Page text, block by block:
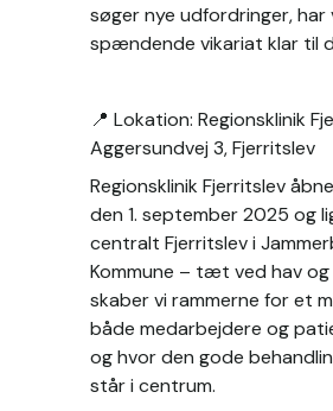
søger nye udfordringer, har
spændende vikariat klar til
📍 Lokation: Regionsklinik
Aggersundvej 3, Fjerritslev
Regionsklinik Fjerritslev
den 1. september 2025 og
centralt Fjerritslev i
Kommune – tæt ved hav og
skaber vi rammerne for et
både medarbejdere og
og hvor den gode
står i centrum.